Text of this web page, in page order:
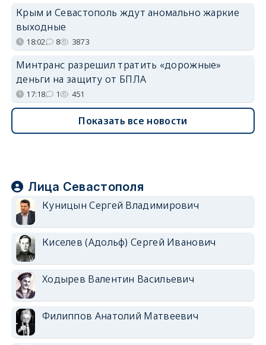
Крым и Севастополь ждут аномально жаркие
выходные
18:02 8 3873
Минтранс разрешил тратить «дорожные»
деньги на защиту от БПЛА
17:18 1 451
Показать все новости
Лица Севастополя
Куницын Сергей Владимирович
Киселев (Адольф) Сергей Иванович
Ходырев Валентин Васильевич
Филиппов Анатолий Матвеевич